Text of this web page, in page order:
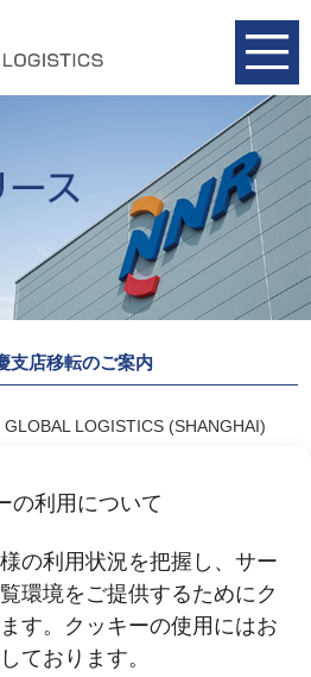
の利用について
の利用状況を把握し、サー
環境をご提供するためにク
す。クッキーの使用にはお
ております。
支店移転のご案内
LOGISTICS (SHANGHAI)
認ください。
一覧へ